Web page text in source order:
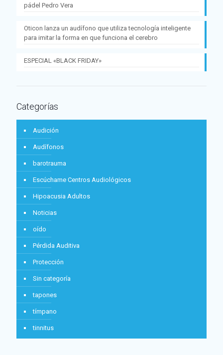
pádel Pedro Vera
Oticon lanza un audífono que utiliza tecnología inteligente
para imitar la forma en que funciona el cerebro
ESPECIAL «BLACK FRIDAY»
Categorías
Audición
Audífonos
barotrauma
Escúchame Centros Audiológicos
Hipoacusia Adultos
Noticias
oído
Pérdida Auditiva
Protección
Sin categoría
tapones
tímpano
tinnitus